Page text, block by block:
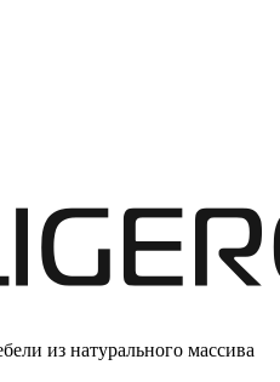
из натурального массива